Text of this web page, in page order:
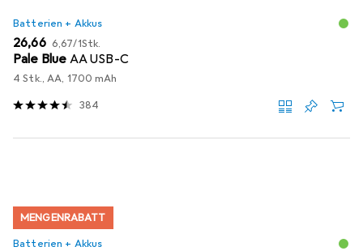
Batterien + Akkus
EUR
26,66 EUR
6,67/1Stk.
Pale Blue AA USB-C
4 Stk., AA, 1700 mAh
384
MENGENRABATT
Batterien + Akkus